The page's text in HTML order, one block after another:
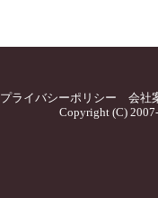
プライバシーポリシー
会社
Copyright (C)